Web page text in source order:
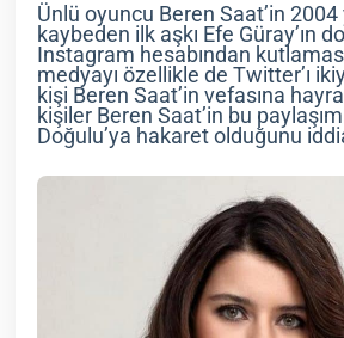
Ünlü oyuncu Beren Saat’in 2004
kaybeden ilk aşkı Efe Güray’ın
Instagram hesabından
medyayı özellikle de Twitter’ı
kişi Beren Saat’in vefasına
kişiler Beren Saat’in bu
Doğulu’ya hakaret olduğunu